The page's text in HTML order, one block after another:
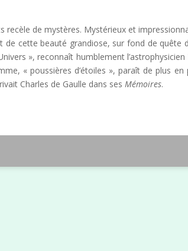
recèle de mystères. Mystérieux et
cette beauté grandiose, sur fond de quête
», reconnaît humblement l’astrophysicien
« poussières d’étoiles », paraît de plus en
Charles de Gaulle dans ses Mémoires.